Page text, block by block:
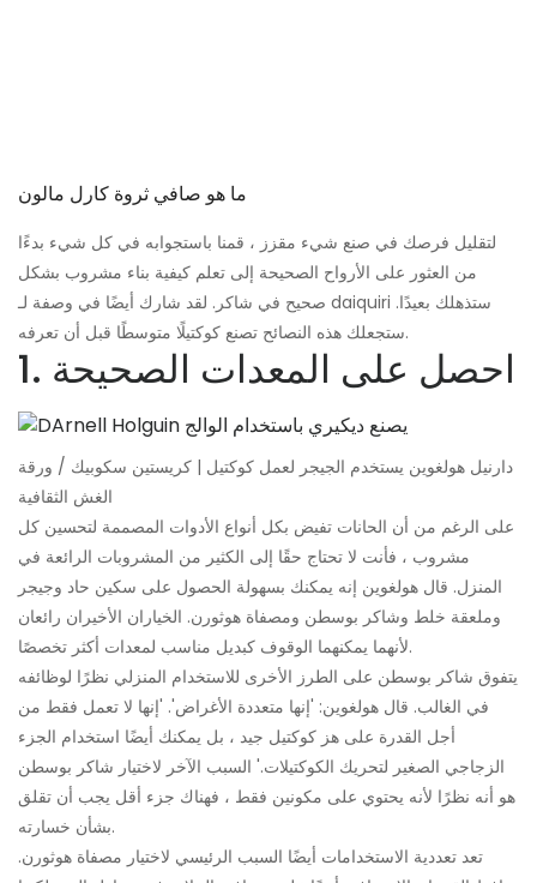
ما هو صافي ثروة كارل مالون
لتقليل فرصك في صنع شيء مقزز ، قمنا باستجوابه في كل شيء بدءًا
من العثور على الأرواح الصحيحة إلى تعلم كيفية بناء مشروب بشكل
صحيح في شاكر. لقد شارك أيضًا في وصفة لـ daiquiri ستذهلك بعيدًا.
ستجعلك هذه النصائح تصنع كوكتيلًا متوسطًا قبل أن تعرفه.
1. احصل على المعدات الصحيحة
دارنيل هولغوين يستخدم الجيجر لعمل كوكتيل | كريستين سكوبيك / ورقة
الغش الثقافية
على الرغم من أن الحانات تفيض بكل أنواع الأدوات المصممة لتحسين كل
مشروب ، فأنت لا تحتاج حقًا إلى الكثير من المشروبات الرائعة في
المنزل. قال هولغوين إنه يمكنك بسهولة الحصول على سكين حاد وجيجر
وملعقة خلط وشاكر بوسطن ومصفاة هوثورن. الخياران الأخيران رائعان
لأنهما يمكنهما الوقوف كبديل مناسب لمعدات أكثر تخصصًا.
يتفوق شاكر بوسطن على الطرز الأخرى للاستخدام المنزلي نظرًا لوظائفه
في الغالب. قال هولغوين: 'إنها متعددة الأغراض'. 'إنها لا تعمل فقط من
أجل القدرة على هز كوكتيل جيد ، بل يمكنك أيضًا استخدام الجزء
الزجاجي الصغير لتحريك الكوكتيلات.' السبب الآخر لاختيار شاكر بوسطن
هو أنه نظرًا لأنه يحتوي على مكونين فقط ، فهناك جزء أقل يجب أن تقلق
بشأن خسارته.
تعد تعددية الاستخدامات أيضًا السبب الرئيسي لاختيار مصفاة هوثورن.